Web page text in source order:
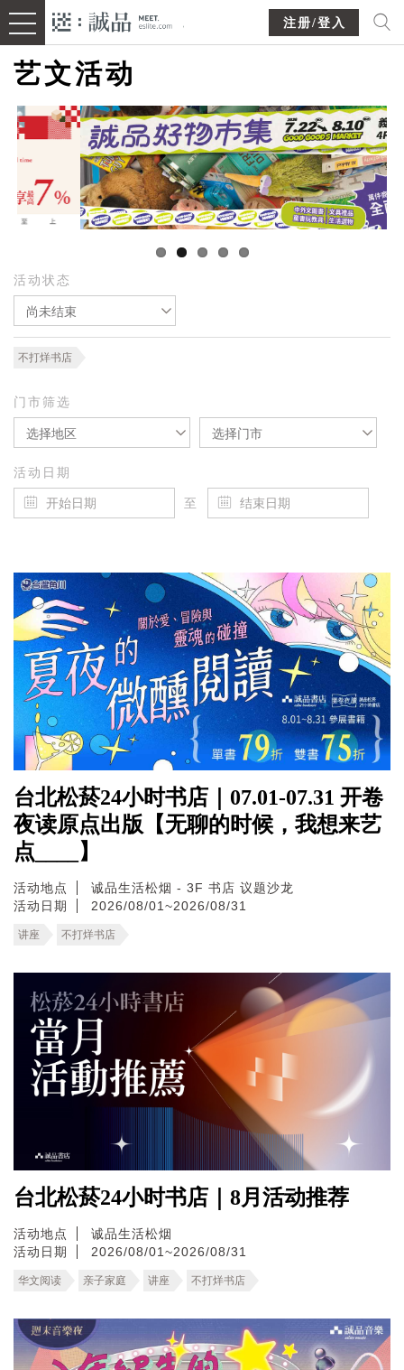
注册/登入
艺文活动
活动状态
尚未结束
不打烊书店
门市筛选
选择地区 选择门市
活动日期
至
台北松菸24小时书店｜07.01-07.31 开卷
夜读原点出版【无聊的时候，我想来艺
点____】
活动地点
诚品生活松烟 - 3F 书店 议题沙龙
活动日期
2026/08/01~2026/08/31
讲座 不打烊书店
台北松菸24小时书店｜8月活动推荐
活动地点
诚品生活松烟
活动日期
2026/08/01~2026/08/31
华文阅读 亲子家庭 讲座 不打烊书店